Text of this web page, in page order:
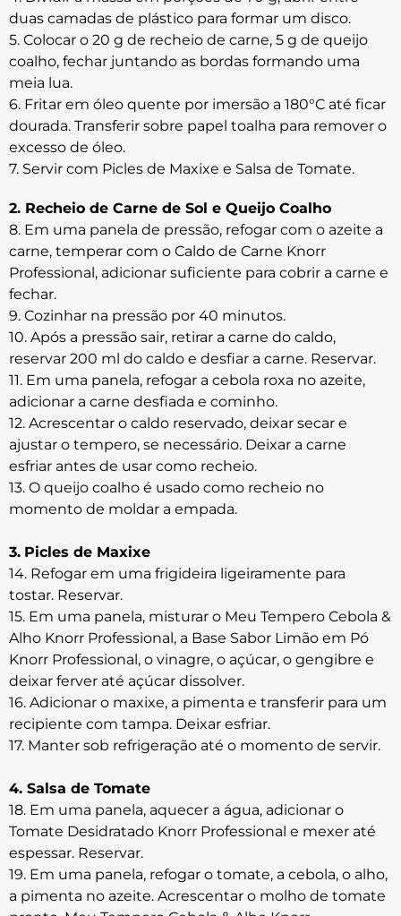
duas camadas de plástico para formar um disco.
5. Colocar o 20 g de recheio de carne, 5 g de queijo
coalho, fechar juntando as bordas formando uma
meia lua.
6. Fritar em óleo quente por imersão a 180°C até ficar
dourada. Transferir sobre papel toalha para remover o
excesso de óleo.
7. Servir com Picles de Maxixe e Salsa de Tomate.
2. Recheio de Carne de Sol e Queijo Coalho
8. Em uma panela de pressão, refogar com o azeite a
carne, temperar com o Caldo de Carne Knorr
Professional, adicionar suficiente para cobrir a carne e
fechar.
9. Cozinhar na pressão por 40 minutos.
10. Após a pressão sair, retirar a carne do caldo,
reservar 200 ml do caldo e desfiar a carne. Reservar.
11. Em uma panela, refogar a cebola roxa no azeite,
adicionar a carne desfiada e cominho.
12. Acrescentar o caldo reservado, deixar secar e
ajustar o tempero, se necessário. Deixar a carne
esfriar antes de usar como recheio.
13. O queijo coalho é usado como recheio no
momento de moldar a empada.
3. Picles de Maxixe
14. Refogar em uma frigideira ligeiramente para
tostar. Reservar.
15. Em uma panela, misturar o Meu Tempero Cebola &
Alho Knorr Professional, a Base Sabor Limão em Pó
Knorr Professional, o vinagre, o açúcar, o gengibre e
deixar ferver até açúcar dissolver.
16. Adicionar o maxixe, a pimenta e transferir para um
recipiente com tampa. Deixar esfriar.
17. Manter sob refrigeração até o momento de servir.
4. Salsa de Tomate
18. Em uma panela, aquecer a água, adicionar o
Tomate Desidratado Knorr Professional e mexer até
espessar. Reservar.
19. Em uma panela, refogar o tomate, a cebola, o alho,
a pimenta no azeite. Acrescentar o molho de tomate